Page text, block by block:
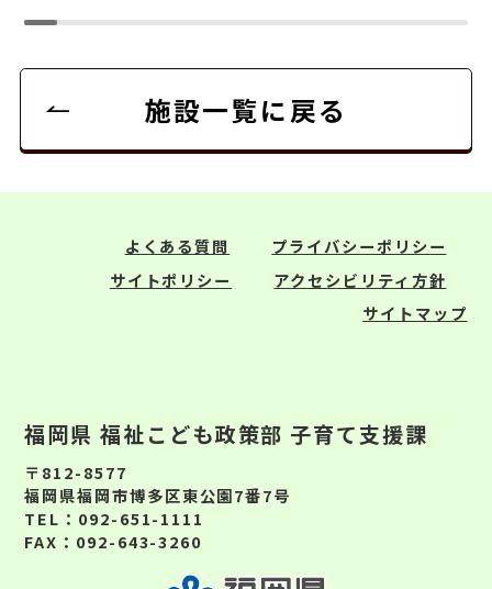
施設一覧に戻る
よくある質問
プライバシーポリシー
サイトポリシー
アクセシビリティ方針
サイトマップ
福岡県 福祉こども政策部 子育て支援課
〒812-8577
福岡県福岡市博多区東公園7番7号
TEL：092-651-1111
FAX：092-643-3260